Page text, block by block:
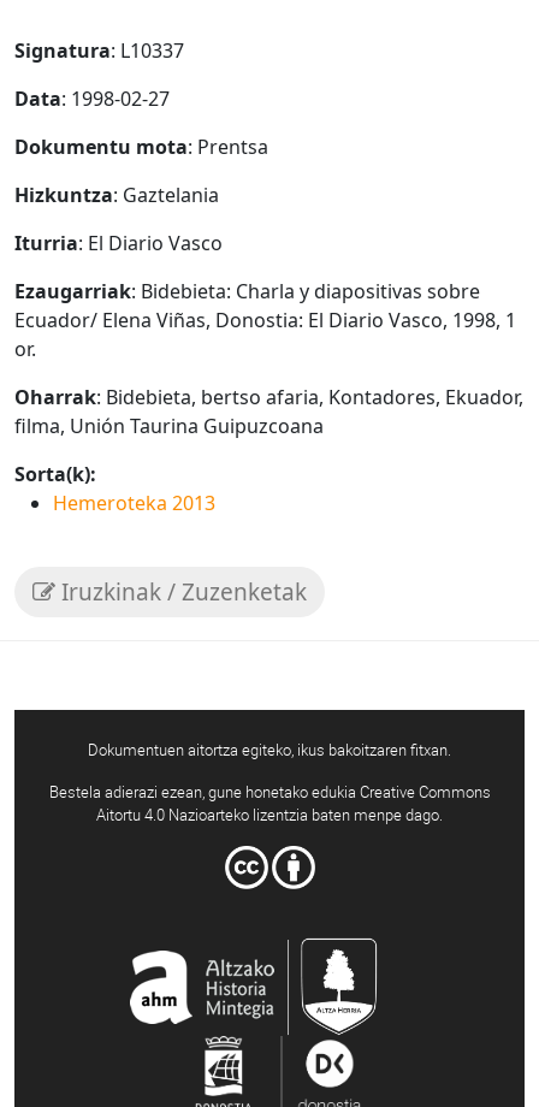
Signatura: L10337
Data: 1998-02-27
Dokumentu mota: Prentsa
Hizkuntza: Gaztelania
Iturria: El Diario Vasco
Ezaugarriak: Bidebieta: Charla y diapositivas sobre
Ecuador/ Elena Viñas, Donostia: El Diario Vasco, 1998, 1
or.
Oharrak: Bidebieta, bertso afaria, Kontadores, Ekuador,
filma, Unión Taurina Guipuzcoana
Sorta(k):
Hemeroteka 2013
Iruzkinak / Zuzenketak
Dokumentuen aitortza egiteko, ikus bakoitzaren fitxan.
Bestela adierazi ezean, gune honetako edukia Creative Commons
Aitortu 4.0 Nazioarteko lizentzia baten menpe dago.